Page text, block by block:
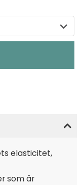
elasticitet,
som är